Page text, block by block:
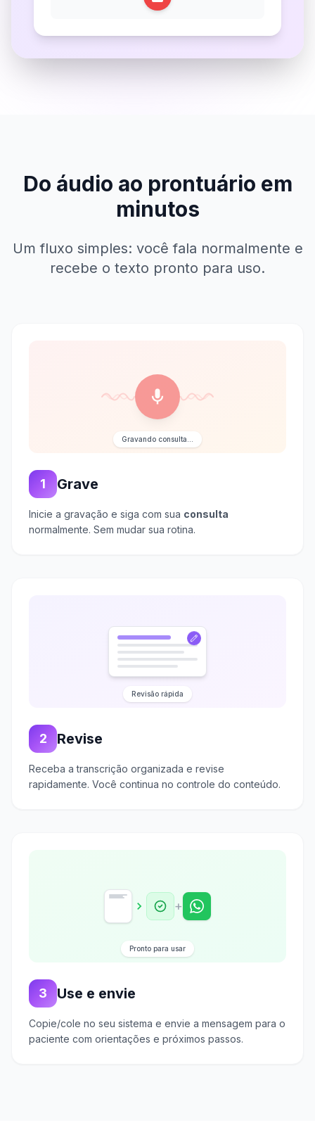
Do áudio ao prontuário em
minutos
Um fluxo simples: você fala normalmente e
recebe o texto pronto para uso.
Gravando consulta...
1 Grave
Inicie a gravação e siga com sua consulta
normalmente. Sem mudar sua rotina.
Revisão rápida
2 Revise
Receba a transcrição organizada e revise
rapidamente. Você continua no controle do conteúdo.
+
Pronto para usar
3 Use e envie
Copie/cole no seu sistema e envie a mensagem para o
paciente com orientações e próximos passos.